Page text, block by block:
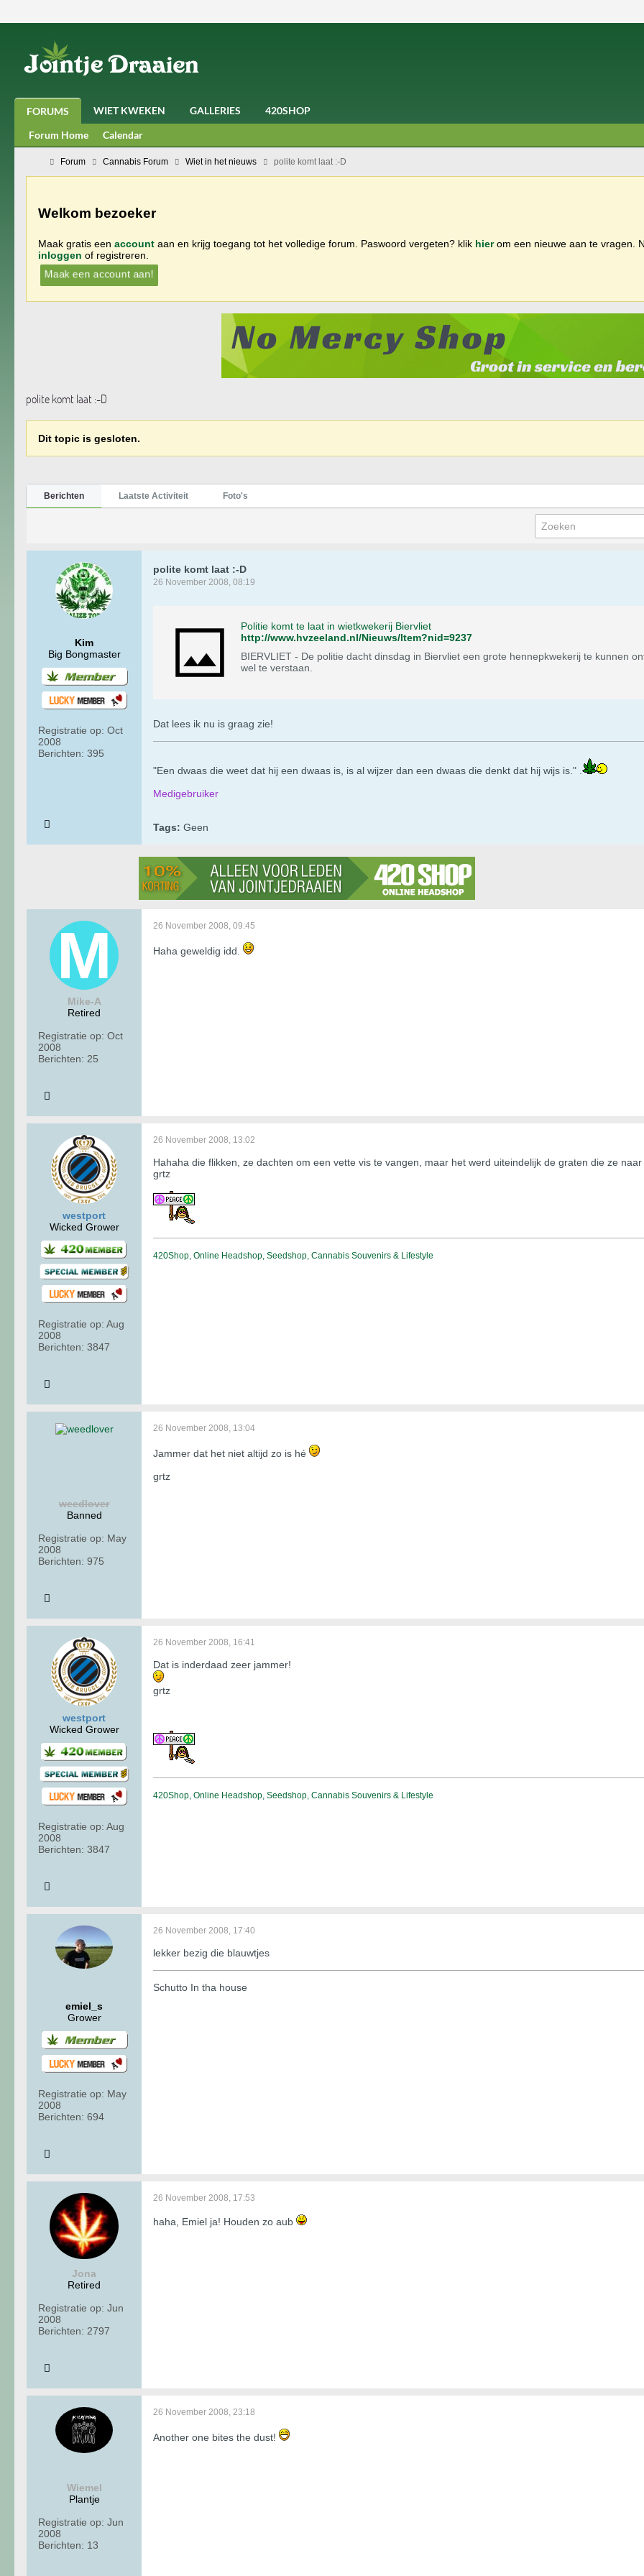
FORUMS WIET KWEKEN GALLERIES
420SHOP
Forum Home
Calendar
Forum Cannabis Forum Wiet in het nieuws polite komt laat :-D
Welkom bezoeker
Maak gratis een account aan en krijg toegang tot het volledige forum. Paswoord vergeten? klik hierom een nieuwe aan te vragen.
inloggen of registreren.
Maak een account aan!
polite komt laat :-D
Dit topic is gesloten.
Berichten Laatste Activiteit Foto's
Kim
Big Bongmaster
Registratie op: Oct
2008
Berichten: 395
polite komt laat :-D
26 November 2008, 08:19
Politie komt te laat in wietkwekerij Biervliet
http://www.hvzeeland.nl/Nieuws/Item?nid=9237
BIERVLIET - De politie dacht dinsdag in Biervliet een grote hennepkwekerij te kunnen
wel te verstaan.
Dat lees ik nu is graag zie!
"Een dwaas die weet dat hij een dwaas is, is al wijzer dan een dwaas die denkt dat hij wijs is." .
Medigebruiker
Tags: Geen
Mike-A
Retired
Registratie op: Oct
2008
Berichten: 25
26 November 2008, 09:45
Haha geweldig idd.
westport
Wicked Grower
Registratie op: Aug
2008
Berichten: 3847
26 November 2008, 13:02
Hahaha die flikken, ze dachten om een vette vis te vangen, maar het werd uiteindelijk de graten die ze
grtz
420Shop, Online Headshop, Seedshop, Cannabis Souvenirs & Lifestyle
weedlover
Banned
Registratie op: May
2008
Berichten: 975
26 November 2008, 13:04
Jammer dat het niet altijd zo is hé
grtz
westport
Wicked Grower
Registratie op: Aug
2008
Berichten: 3847
26 November 2008, 16:41
Dat is inderdaad zeer jammer!
grtz
420Shop, Online Headshop, Seedshop, Cannabis Souvenirs & Lifestyle
emiel_s
Grower
Registratie op: May
2008
Berichten: 694
26 November 2008, 17:40
lekker bezig die blauwtjes
Schutto In tha house
Jona
Retired
Registratie op: Jun
2008
Berichten: 2797
26 November 2008, 17:53
haha, Emiel ja! Houden zo aub
Wiemel
Plantje
Registratie op: Jun
2008
Berichten: 13
26 November 2008, 23:18
Another one bites the dust!